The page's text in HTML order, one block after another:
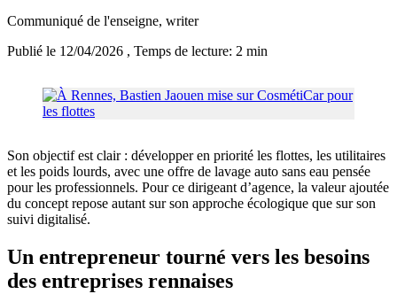
Communiqué de l'enseigne, writer
Publié le 12/04/2026 , Temps de lecture: 2 min
Son objectif est clair : développer en priorité les flottes, les utilitaires
et les poids lourds, avec une offre de lavage auto sans eau pensée
pour les professionnels. Pour ce dirigeant d’agence, la valeur ajoutée
du concept repose autant sur son approche écologique que sur son
suivi digitalisé.
Un entrepreneur tourné vers les besoins
des entreprises rennaises